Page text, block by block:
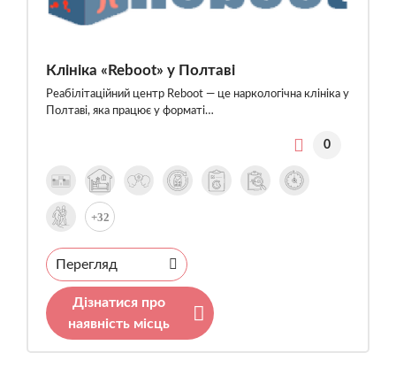
Клініка «Reboot» у Полтаві
Реабілітаційний центр Reboot — це наркологічна клініка у
Полтаві, яка працює у форматі…
0
+32
Перегляд
Дізнатися про
наявність місць